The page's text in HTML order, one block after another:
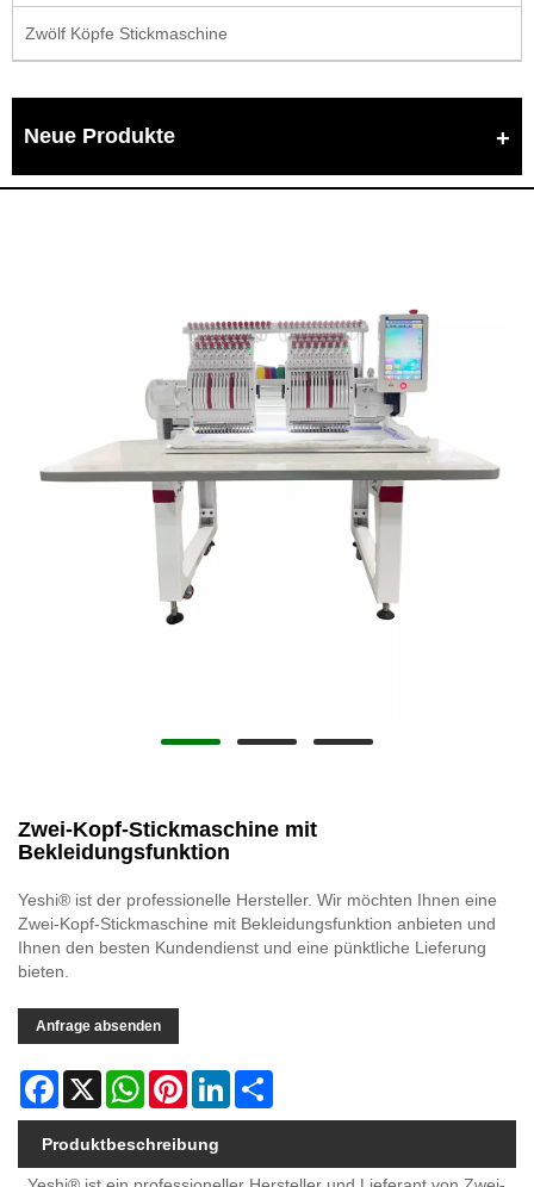
Zwölf Köpfe Stickmaschine
Neue Produkte
Zwei-Kopf-Stickmaschine mit
Bekleidungsfunktion
Yeshi® ist der professionelle Hersteller. Wir möchten Ihnen eine
Zwei-Kopf-Stickmaschine mit Bekleidungsfunktion anbieten und
Ihnen den besten Kundendienst und eine pünktliche Lieferung
bieten.
Anfrage absenden
Facebook
X WhatsAppPinterestLinkedIn
Produktbeschreibung